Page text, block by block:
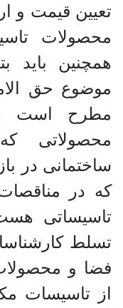
تعیین قیمت و
محصولات
همچنین باید
موضوع حق
مطرح است
محصولاتی
ساختمانی در
که در
تاسیساتی هست
تسلط
فضا و
از تاسیسات